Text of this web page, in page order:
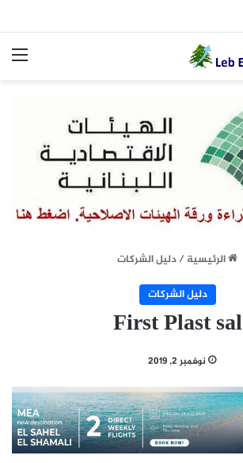
الرئيسية/دليل الشركات
دليل الشركات
First Plast sal
نوفمبر 2, 2019